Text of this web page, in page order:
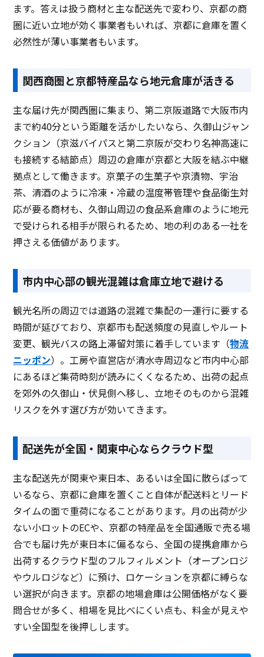
ます。答えは扱う商材と主な配送先で変わり、京都の商
圏に近い立地が効く事業者もいれば、京都に倉庫を置く
必然性が薄い事業者もいます。
関西商圏と京都特産品なら地元倉庫が活きる
主な届け先が関西圏に集まり、第二京阪道路で大阪市内
まで約40分という距離を活かしたいなら、久御山ジャン
クション（京滋バイパスと第二京阪が交わり名神高速に
も接続する結節点）周辺の倉庫が京都と大阪を結ぶ中継
拠点として働きます。京菓子の生菓子や京漬物、宇治
茶、清酒のように冷凍・冷蔵の温度帯管理や食品衛生対
応が要る商材も、久御山周辺の食品系倉庫のように地元
で受けられる相手が限られるため、地の利のある一社を
押さえる価値があります。
市内中心部の観光混雑は倉庫立地で避ける
観光名所の周辺では道路の混雑で集配の一運行に要する
時間が延びており、京都市も配送頻度の見直しやルート
変更、観光バスの路上滞留対策に着手しています（物流
ニッポン）。工房や直営店が清水寺周辺など市内中心部
にあるほど集荷時刻が読みにくくなるため、出荷の起点
を郊外の久御山・伏見側へ移し、立地そのものから混雑
リスクを外す選び方が効いてきます。
配送先が全国・関東中心ならクラウド型
主な配送先が関東や東日本、あるいは全国に散らばって
いるなら、京都に倉庫を置くこと自体が配送料とリード
タイムの面で重荷になることがあります。月の出荷が少
ない小ロットのECや、京都の特産品を全国通販で売る場
合でも届け先が東日本に偏るなら、全国の提携倉庫から
出荷するクラウド型のフルフィルメント（オープンロジ
やウルロジなど）に預け、ロケーションを京都に縛らな
い選択が向きます。京都の地場倉庫は公開価格がなく要
問合せが多く、相場を見比べにくい点も、料金が見えや
すい全国型を後押しします。